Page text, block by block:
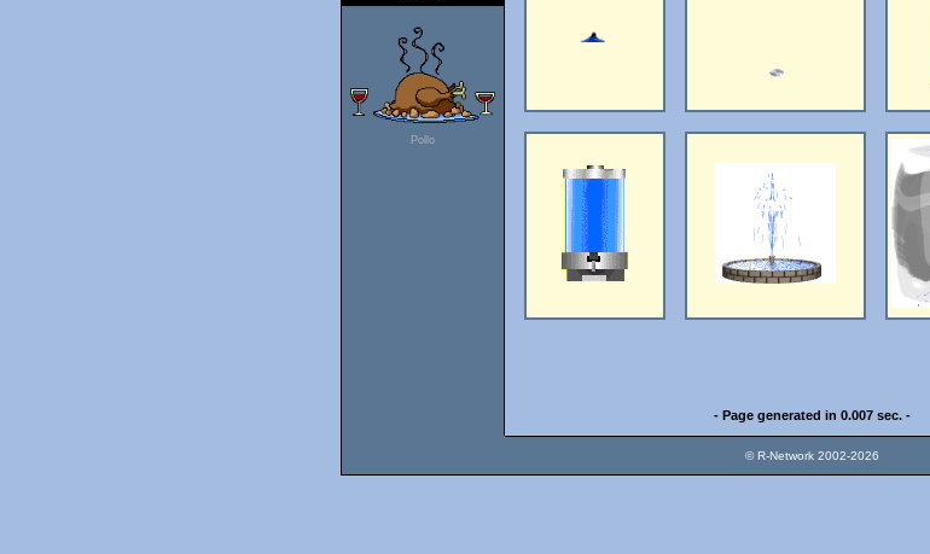
Pollo
- Page generated in 0.007 sec. -
© R-Network 2002-2026